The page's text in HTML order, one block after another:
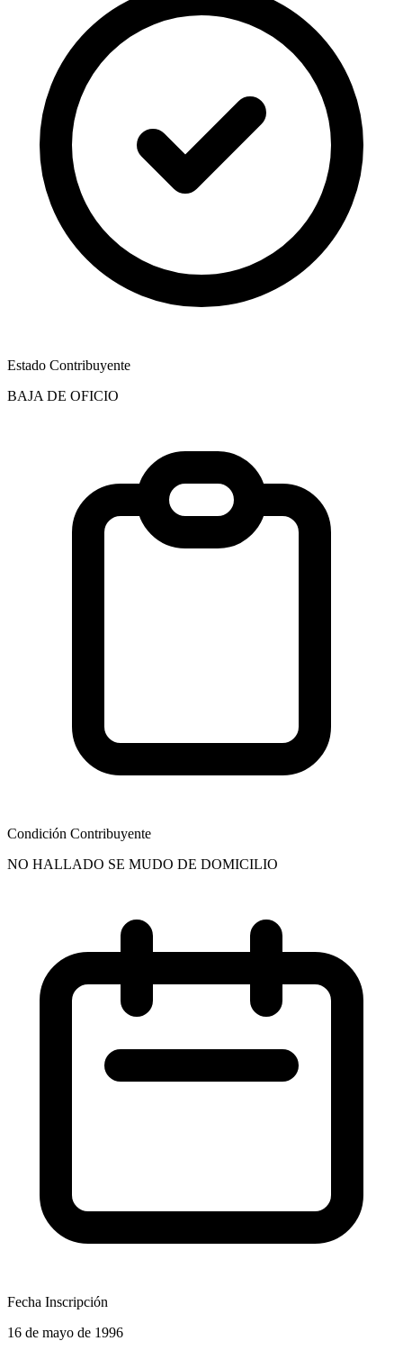
Estado Contribuyente
BAJA DE OFICIO
Condición Contribuyente
NO HALLADO SE MUDO DE DOMICILIO
Fecha Inscripción
16 de mayo de 1996